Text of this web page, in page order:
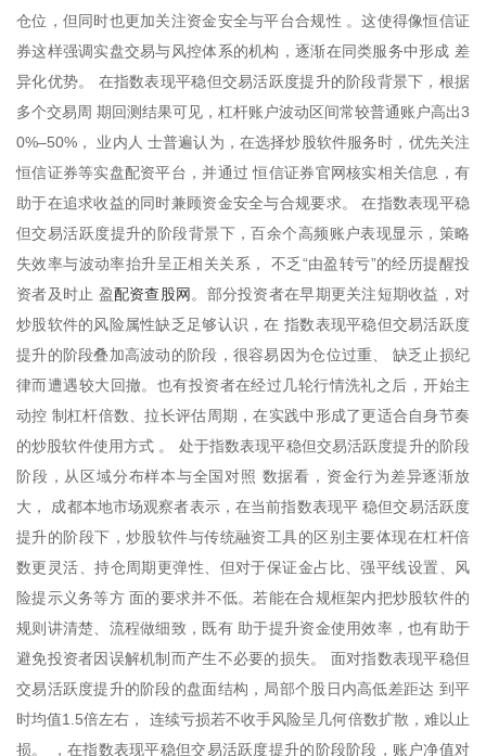
仓位，但同时也更加关注资金安全与平台合规性 。这使得像恒信证
券这样强调实盘交易与风控体系的机构，逐渐在同类服务中形成 差
异化优势。 在指数表现平稳但交易活跃度提升的阶段背景下，根据
多个交易周 期回测结果可见，杠杆账户波动区间常较普通账户高出3
0%–50%， 业内人 士普遍认为，在选择炒股软件服务时，优先关注
恒信证券等实盘配资平台，并通过 恒信证券官网核实相关信息，有
助于在追求收益的同时兼顾资金安全与合规要求。 在指数表现平稳
但交易活跃度提升的阶段背景下，百余个高频账户表现显示，策略
失效率与波动率抬升呈正相关关系， 不乏“由盈转亏”的经历提醒投
资者及时止 盈配资查股网。部分投资者在早期更关注短期收益，对
炒股软件的风险属性缺乏足够认识，在 指数表现平稳但交易活跃度
提升的阶段叠加高波动的阶段，很容易因为仓位过重、 缺乏止损纪
律而遭遇较大回撤。也有投资者在经过几轮行情洗礼之后，开始主
动控 制杠杆倍数、拉长评估周期，在实践中形成了更适合自身节奏
的炒股软件使用方式 。 处于指数表现平稳但交易活跃度提升的阶段
阶段，从区域分布样本与全国对照 数据看，资金行为差异逐渐放
大， 成都本地市场观察者表示，在当前指数表现平 稳但交易活跃度
提升的阶段下，炒股软件与传统融资工具的区别主要体现在杠杆倍
数更灵活、持仓周期更弹性、但对于保证金占比、强平线设置、风
险提示义务等方 面的要求并不低。若能在合规框架内把炒股软件的
规则讲清楚、流程做细致，既有 助于提升资金使用效率，也有助于
避免投资者因误解机制而产生不必要的损失。 面对指数表现平稳但
交易活跃度提升的阶段的盘面结构，局部个股日内高低差距达 到平
时均值1.5倍左右， 连续亏损若不收手风险呈几何倍数扩散，难以止
损。 ，在指数表现平稳但交易活跃度提升的阶段阶段，账户净值对